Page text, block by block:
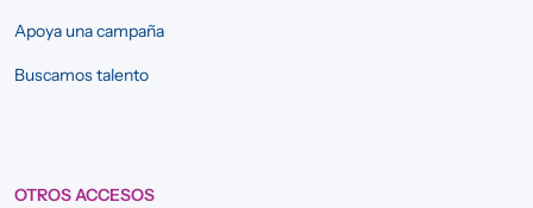
Apoya una campaña
Buscamos talento
OTROS ACCESOS